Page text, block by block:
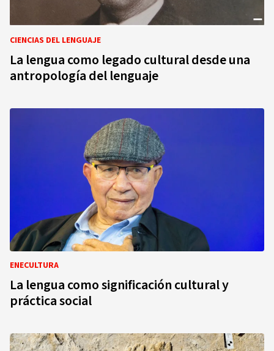
CIENCIAS DEL LENGUAJE
La lengua como legado cultural desde una
antropología del lenguaje
ENECULTURA
La lengua como significación cultural y
práctica social